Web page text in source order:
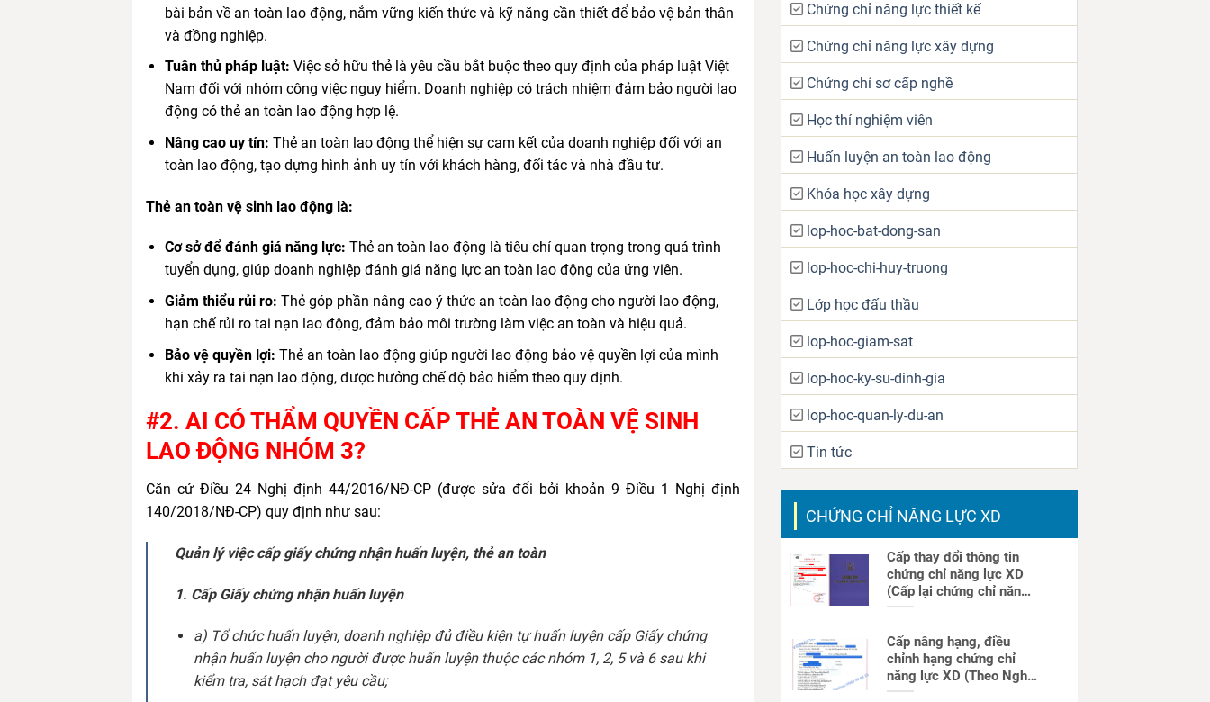
bài bản về an toàn lao động, nắm vững kiến thức và kỹ năng cần thiết để bảo vệ bản thân
và đồng nghiệp.
Tuân thủ pháp luật: Việc sở hữu thẻ là yêu cầu bắt buộc theo quy định của pháp luật Việt
Nam đối với nhóm công việc nguy hiểm. Doanh nghiệp có trách nhiệm đảm bảo người lao
động có thẻ an toàn lao động hợp lệ.
Nâng cao uy tín: Thẻ an toàn lao động thể hiện sự cam kết của doanh nghiệp đối với an
toàn lao động, tạo dựng hình ảnh uy tín với khách hàng, đối tác và nhà đầu tư.
Thẻ an toàn vệ sinh lao động là:
Cơ sở để đánh giá năng lực: Thẻ an toàn lao động là tiêu chí quan trọng trong quá trình
tuyển dụng, giúp doanh nghiệp đánh giá năng lực an toàn lao động của ứng viên.
Giảm thiểu rủi ro: Thẻ góp phần nâng cao ý thức an toàn lao động cho người lao động,
hạn chế rủi ro tai nạn lao động, đảm bảo môi trường làm việc an toàn và hiệu quả.
Bảo vệ quyền lợi: Thẻ an toàn lao động giúp người lao động bảo vệ quyền lợi của mình
khi xảy ra tai nạn lao động, được hưởng chế độ bảo hiểm theo quy định.
#2. AI CÓ THẨM QUYỀN CẤP THẺ AN TOÀN VỆ SINH
LAO ĐỘNG NHÓM 3?
Căn cứ Điều 24 Nghị định 44/2016/NĐ-CP (được sửa đổi bởi khoản 9 Điều 1 Nghị định
140/2018/NĐ-CP) quy định như sau:
Quản lý việc cấp giấy chứng nhận huấn luyện, thẻ an toàn
1. Cấp Giấy chứng nhận huấn luyện
a) Tổ chức huấn luyện, doanh nghiệp đủ điều kiện tự huấn luyện cấp Giấy chứng
nhận huấn luyện cho người được huấn luyện thuộc các nhóm 1, 2, 5 và 6 sau khi
kiểm tra, sát hạch đạt yêu cầu;
Chứng chỉ năng lực thiết kế
Chứng chỉ năng lực xây dựng
Chứng chỉ sơ cấp nghề
Học thí nghiệm viên
Huấn luyện an toàn lao động
Khóa học xây dựng
lop-hoc-bat-dong-san
lop-hoc-chi-huy-truong
Lớp học đấu thầu
lop-hoc-giam-sat
lop-hoc-ky-su-dinh-gia
lop-hoc-quan-ly-du-an
Tin tức
CHỨNG CHỈ NĂNG LỰC XD
Cấp thay đổi thông tin
chứng chỉ năng lực XD
(Cấp lại chứng chỉ năng
lực)
Cấp nâng hạng, điều
chỉnh hạng chứng chỉ
năng lực XD (Theo Nghị
định mới)